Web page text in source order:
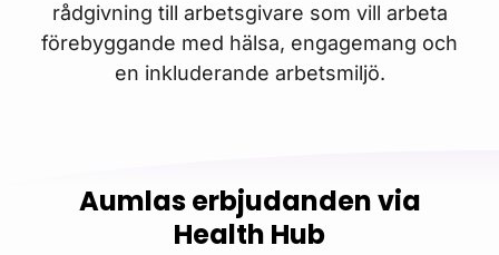
rådgivning till arbetsgivare som vill arbeta
förebyggande med hälsa, engagemang och
en inkluderande arbetsmiljö.
Aumlas erbjudanden via
Health Hub